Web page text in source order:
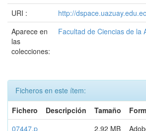
URI :
http://
Aparece en
las
colecciones:
Facultad de Ciencias de la
Ficheros en este ítem:
Fichero
Descripción Tamaño
07447.p
2,92 MB